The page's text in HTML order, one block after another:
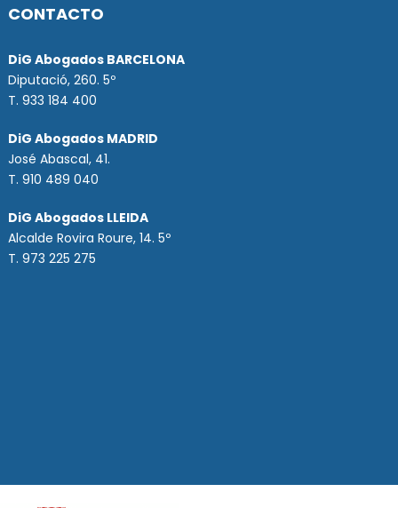
CONTACTO
DiG Abogados BARCELONA
Diputació, 260. 5º
T. 933 184 400
DiG Abogados MADRID
José Abascal, 41.
T.910 489 040
DiG Abogados LLEIDA
Alcalde Rovira Roure, 14. 5º
T. 973 225 275